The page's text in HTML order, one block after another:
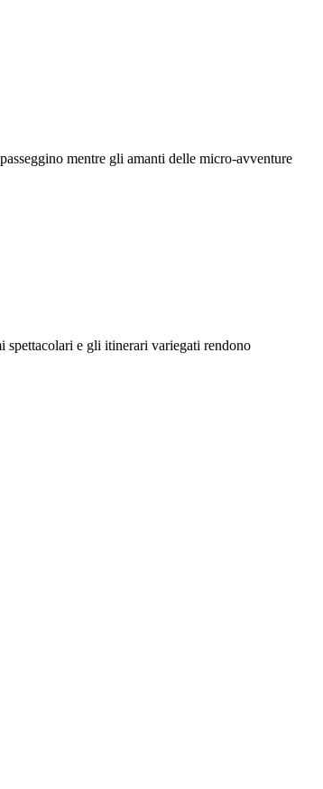
mentre gli amanti delle micro-avventure
spettacolari e gli itinerari variegati rendono